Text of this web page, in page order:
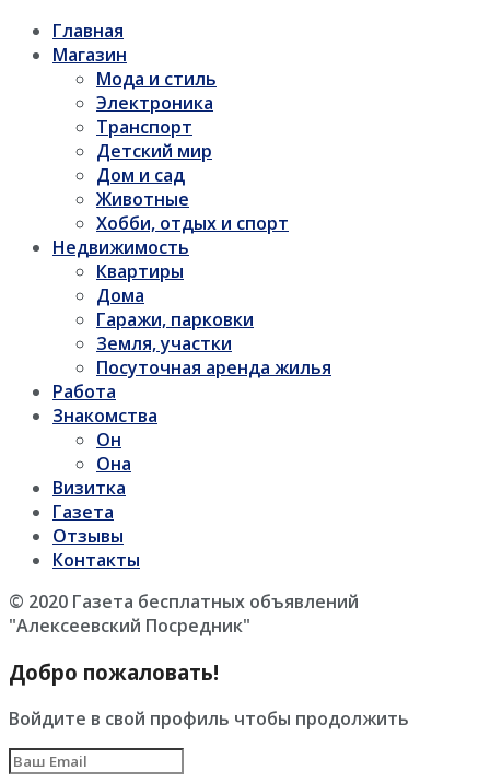
Главная
Магазин
Мода и стиль
Электроника
Транспорт
Детский мир
Дом и сад
Животные
Хобби, отдых и спорт
Недвижимость
Квартиры
Дома
Гаражи, парковки
Земля, участки
Посуточная аренда жилья
Работа
Знакомства
Он
Она
Визитка
Газета
Отзывы
Контакты
© 2020 Газета бесплатных объявлений
"Алексеевский Посредник"
Добро пожаловать!
Войдите в свой профиль чтобы продолжить